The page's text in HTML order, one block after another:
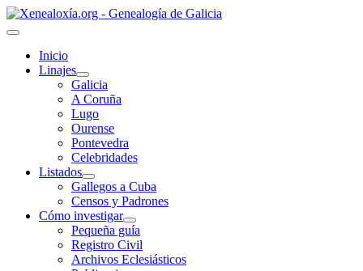
Inicio
Linajes
Galicia
A Coruña
Lugo
Ourense
Pontevedra
Celebridades
Listados
Gallegos a Cuba
Censos y Padrones
Cómo investigar
Pequeña guía
Registro Civil
Archivos Eclesiásticos